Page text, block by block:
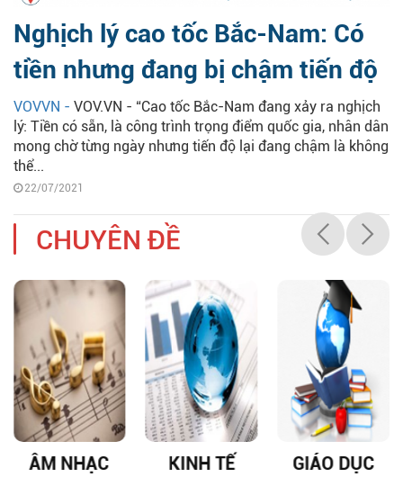
Nghịch lý cao tốc Bắc-Nam: Có
tiền nhưng đang bị chậm tiến độ
VOVVN - VOV.VN - “Cao tốc Bắc-Nam đang xảy ra nghịch
lý: Tiền có sẵn, là công trình trọng điểm quốc gia, nhân dân
mong chờ từng ngày nhưng tiến độ lại đang chậm là không
thể...
22/07/2021
CHUYÊN ĐỀ
ÂM NHẠC KINH TẾ GIÁO DỤC